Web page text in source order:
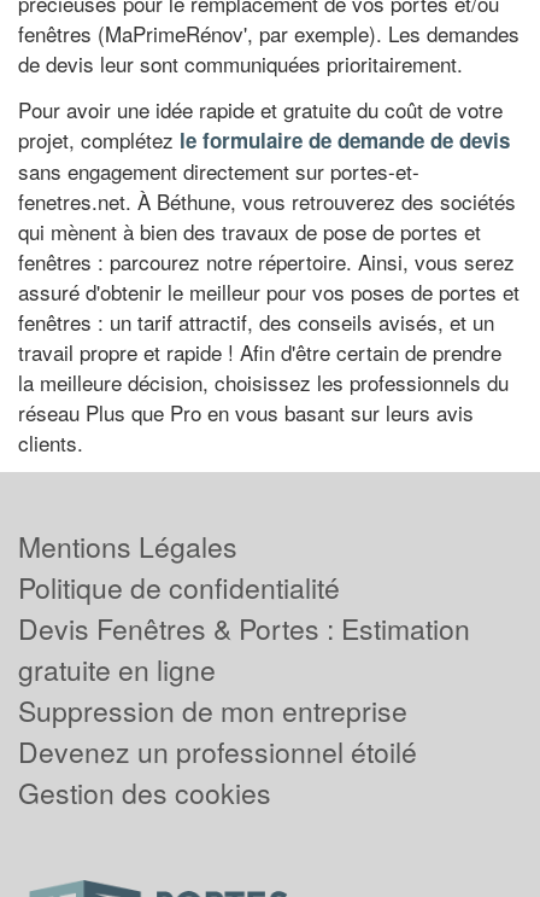
fenêtres (MaPrimeRénov', par exemple). Les demandes
de devis leur sont communiquées prioritairement.
Pour avoir une idée rapide et gratuite du coût de votre
projet, complétez le formulaire de demande de devis
sans engagement directement sur portes-et-
fenetres.net. À Béthune, vous retrouverez des sociétés
qui mènent à bien des travaux de pose de portes et
fenêtres : parcourez notre répertoire. Ainsi, vous serez
assuré d'obtenir le meilleur pour vos poses de portes et
fenêtres : un tarif attractif, des conseils avisés, et un
travail propre et rapide ! Afin d'être certain de prendre
la meilleure décision, choisissez les professionnels du
réseau Plus que Pro en vous basant sur leurs avis
clients.
Mentions Légales
Politique de confidentialité
Devis Fenêtres & Portes : Estimation
gratuite en ligne
Suppression de mon entreprise
Devenez un professionnel étoilé
Gestion des cookies